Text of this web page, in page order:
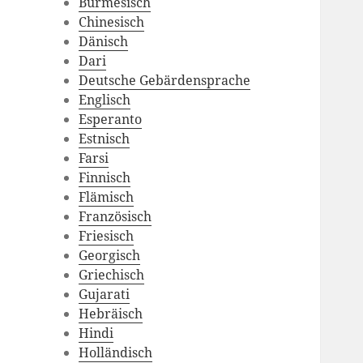
Chinesisch
Dänisch
Dari
Deutsche Gebärdensprache
Englisch
Esperanto
Estnisch
Farsi
Finnisch
Flämisch
Französisch
Friesisch
Georgisch
Griechisch
Gujarati
Hebräisch
Hindi
Holländisch